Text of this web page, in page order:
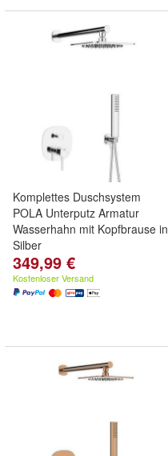
Komplettes Duschsystem
POLA Unterputz Armatur
Wasserhahn mit Kopfbrause in
Silber
349,99 €
Kostenloser Versand